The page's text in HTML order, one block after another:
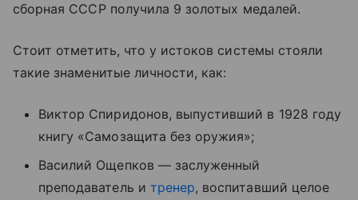
сборная СССР получила 9 золотых медалей.
Стоит отметить, что у истоков системы стояли
такие знаменитые личности, как:
Виктор Спиридонов, выпустивший в 1928 году
книгу «Самозащита без оружия»;
Василий Ощепков — заслуженный
преподаватель и тренер, воспитавший целое